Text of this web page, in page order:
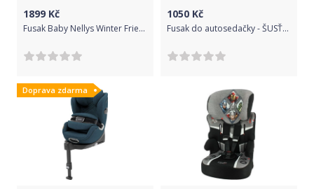
1899 Kč
Fusak Baby Nellys Winter Friends Lux velvet s kožešinkou, 105x55 cm - kamarádi/tyrkys
1050 Kč
Fusak do autosedačky - ŠUSŤÁKOVÝ černý se zelenou - IvemaBaby
Doprava zdarma